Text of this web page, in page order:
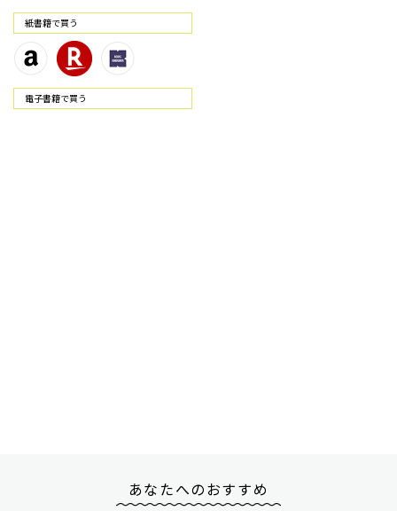
紙書籍で買う
電⼦書籍で買う
あなたへのおすすめ